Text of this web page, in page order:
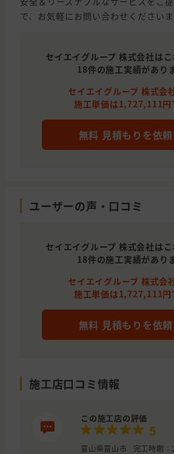
で、お気軽にお問い合わせくださいま
セイエイグループ 株式会社は
18件の施工実績がありま
セイエイグループ 株式会
施工単価は1,727,111円
無料 見積もりを依
ユーザーの声・口コミ
セイエイグループ 株式会社は
18件の施工実績がありま
セイエイグループ 株式会
施工単価は1,727,111円
無料 見積もりを依
施工店口コミ情報
この施工店の評価
5
富山県富山市
完工時期